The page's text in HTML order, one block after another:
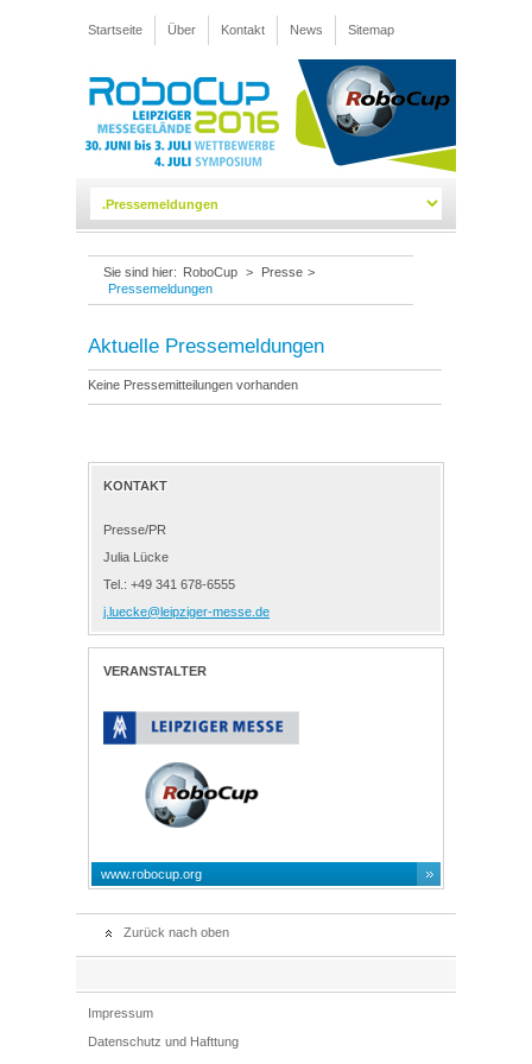
Startseite Über Kontakt News Sitemap
Sie sind hier: RoboCup > Presse >
Pressemeldungen
Aktuelle Pressemeldungen
Keine Pressemitteilungen vorhanden
KONTAKT
Presse/PR
Julia Lücke
Tel.: +49 341 678-6555
j.luecke@leipziger-messe.de
VERANSTALTER
www.robocup.org
Zurück nach oben
Impressum
Datenschutz und Hafttung